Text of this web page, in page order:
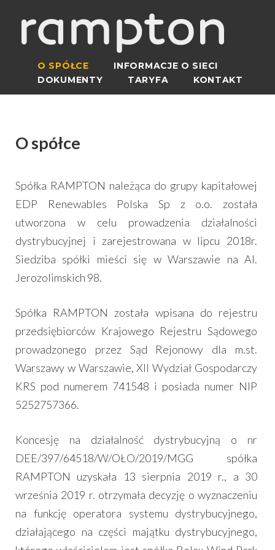
O SPÓŁCE
INFORMACJE O SIECI
DOKUMENTY
TARYFA KONTAKT
O spółce
Spółka RAMPTON należąca do grupy kapitałowej
EDP Renewables Polska Sp z o.o. została
utworzona w celu prowadzenia działalności
dystrybucyjnej i zarejestrowana w lipcu 2018r.
Siedziba spółki mieści się w Warszawie na Al.
Jerozolimskich 98.
Spółka RAMPTON została wpisana do rejestru
przedsiębiorców Krajowego Rejestru Sądowego
prowadzonego przez Sąd Rejonowy dla m.st.
Warszawy w Warszawie, XII Wydział Gospodarczy
KRS pod numerem 741548 i posiada numer NIP
5252757366.
Koncesję na działalność dystrybucyjną o nr
DEE/397/64518/W/OŁO/2019/MGG spółka
RAMPTON uzyskała 13 sierpnia 2019 r., a 30
września 2019 r. otrzymała decyzję o wyznaczeniu
na funkcję operatora systemu dystrybucyjnego,
działającego na części majątku dystrybucyjnego,